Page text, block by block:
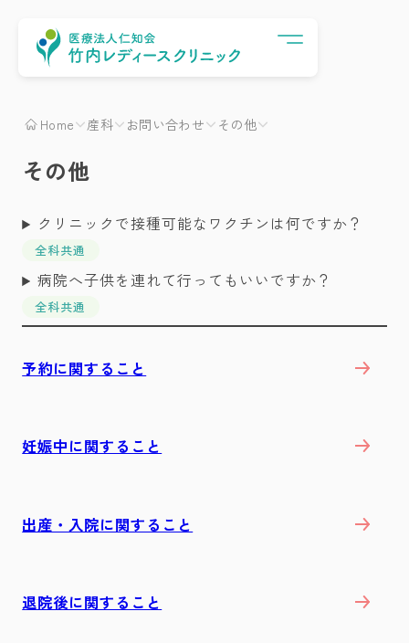
Home 産科 お問い合わせ その他
その他
クリニックで接種可能なワクチンは何ですか？
全科共通
病院へ子供を連れて行ってもいいですか？
全科共通
予約に関すること
妊娠中に関すること
出産・入院に関すること
退院後に関すること